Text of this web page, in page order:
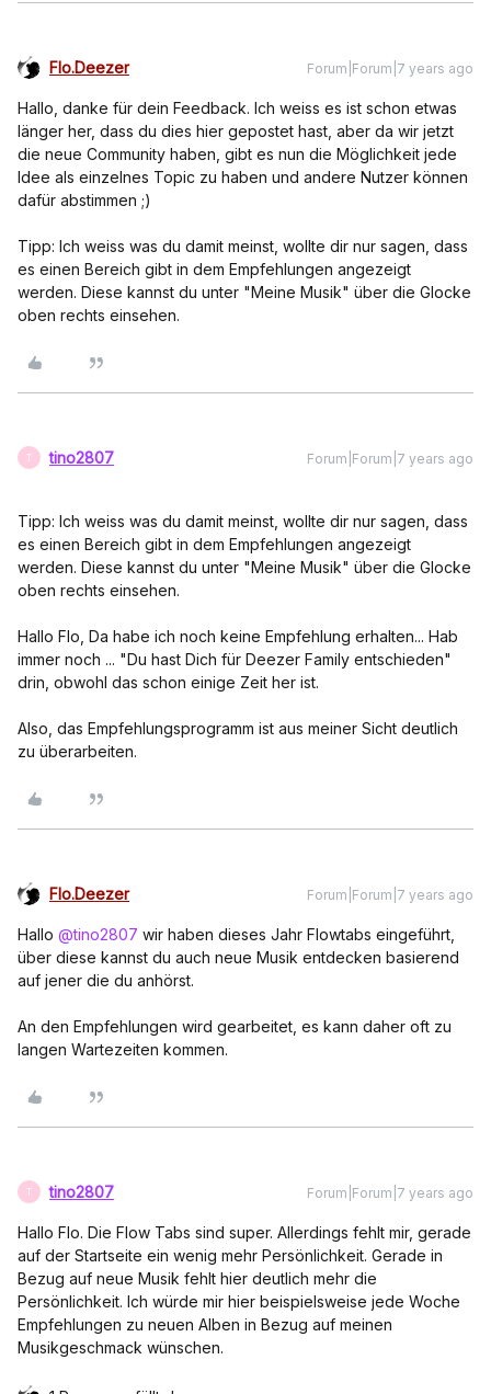
Flo.Deezer Forum|Forum|7 years ago
Hallo, danke für dein Feedback. Ich weiss es ist schon etwas
länger her, dass du dies hier gepostet hast, aber da wir jetzt
die neue Community haben, gibt es nun die Möglichkeit jede
Idee als einzelnes Topic zu haben und andere Nutzer können
dafür abstimmen ;)
Tipp: Ich weiss was du damit meinst, wollte dir nur sagen, dass
es einen Bereich gibt in dem Empfehlungen angezeigt
werden. Diese kannst du unter "Meine Musik" über die Glocke
oben rechts einsehen.
T tino2807 Forum|Forum|7 years ago
Tipp: Ich weiss was du damit meinst, wollte dir nur sagen, dass
es einen Bereich gibt in dem Empfehlungen angezeigt
werden. Diese kannst du unter "Meine Musik" über die Glocke
oben rechts einsehen.
Hallo Flo, Da habe ich noch keine Empfehlung erhalten... Hab
immer noch ... "Du hast Dich für Deezer Family entschieden"
drin, obwohl das schon einige Zeit her ist.
Also, das Empfehlungsprogramm ist aus meiner Sicht deutlich
zu überarbeiten.
Flo.Deezer Forum|Forum|7 years ago
Hallo @tino2807 wir haben dieses Jahr Flowtabs eingeführt,
über diese kannst du auch neue Musik entdecken basierend
auf jener die du anhörst.
An den Empfehlungen wird gearbeitet, es kann daher oft zu
langen Wartezeiten kommen.
T tino2807 Forum|Forum|7 years ago
Hallo Flo. Die Flow Tabs sind super. Allerdings fehlt mir, gerade
auf der Startseite ein wenig mehr Persönlichkeit. Gerade in
Bezug auf neue Musik fehlt hier deutlich mehr die
Persönlichkeit. Ich würde mir hier beispielsweise jede Woche
Empfehlungen zu neuen Alben in Bezug auf meinen
Musikgeschmack wünschen.